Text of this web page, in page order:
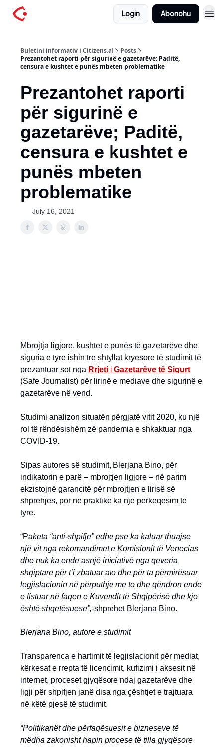
Login Abonohu
Buletini informativ i Citizens.al
Posts
Prezantohet raporti për sigurinë e gazetarëve; Paditë,
censura e kushtet e punës mbeten problematike
Prezantohet raporti
për sigurinë e
gazetarëve; Paditë,
censura e kushtet e
punës mbeten
problematike
July 16, 2021
Mbrojtja ligjore, kushtet e punës të gazetarëve dhe
siguria e tyre ishin tre shtyllat kryesore të studimit të
prezantuar sot nga Rrjeti i Gazetarëve të Sigurt
(Safe Journalist) për lirinë e mediave dhe sigurinë e
gazetarëve në vend.
Studimi analizon situatën përgjatë vitit 2020, ku një
rol të rëndësishëm zë pandemia e shkaktuar nga
COVID-19.
Sipas autores së studimit, Blerjana Bino, për
indikatorin e parë – mbrojtjen ligjore – në parim
ekzistojnë garancitë për mbrojtjen e lirisë së
shprehjes, por në praktikë ka një përkeqësim të
tyre.
“Paketa “anti-shpifje” edhe pse ka kaluar thuajse
një vit nga rekomandimet e Komisionit të Venecias
dhe nuk ka ende asnjë iniciativë nga qeveria
shqiptare për t’i zbatuar ato dhe për ta përmirësuar
legjislacionin në përputhje me to dhe qëndron ende
e listuar në faqen e Kuvendit të Shqipërisë dhe kjo
është shqetësuese”,-shprehet Blerjana Bino.
Blerjana Bino, autore e studimit
Transparenca e hartimit të legjislacionit për mediat,
kërkesat e rrepta të licencimit, kufizimi i aksesit në
internet, proceset gjyqësore ndaj gazetarëve dhe
ligji për shpifjen janë disa nga çështjet e trajtuara
në këtë pjesë të studimit.
“Politikanët dhe përfaqësuesit e bizneseve të
mëdha zakonisht hapin procese të tilla gjyqësore